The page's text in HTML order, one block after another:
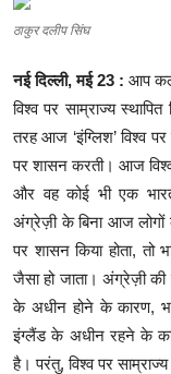
राजस्थान
मनोरंजन
शिक्षा
लाइफस्टाइल
टेक्नोलॉजी
देश
बिज़नेस
ठाकुर दलीप सिंघ
नई दिल्ली, मई23 : आप
विश्व पर साम्राज्य स्थापित
तरह आज ‘इंग्लिश’ विश्व पर
पर शासन करती। आज विश्व
और वह कोई भी एक
अंग्रेज़ी के बिना आज लोगों
पर शासन किया होता, तो
जैसा हो जाता। अंग्रेज़ी की
के अधीन होने के कारण,
इंग्लैंड के अधीन रहने के
है। परंतु, विश्व पर